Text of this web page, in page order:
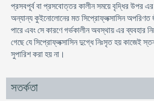
প্রসবপূর্ব বা প্রসবোত্তর কালীন সময়ে বৃদ্ধির উপর
অন্যান্য কুইনোলোনের মত সিপ্রোফ্লক্সাসিন অপরিণত
পারে এবং সে কারণে গর্ভকালীন অবস্থায় এর ব্যবহার
গেছে যে সিপ্রোফ্লক্সাসিন দুগ্ধে নিঃসৃত হয় কাজেই
সুপারিশ করা হয় না।
সতর্কতা